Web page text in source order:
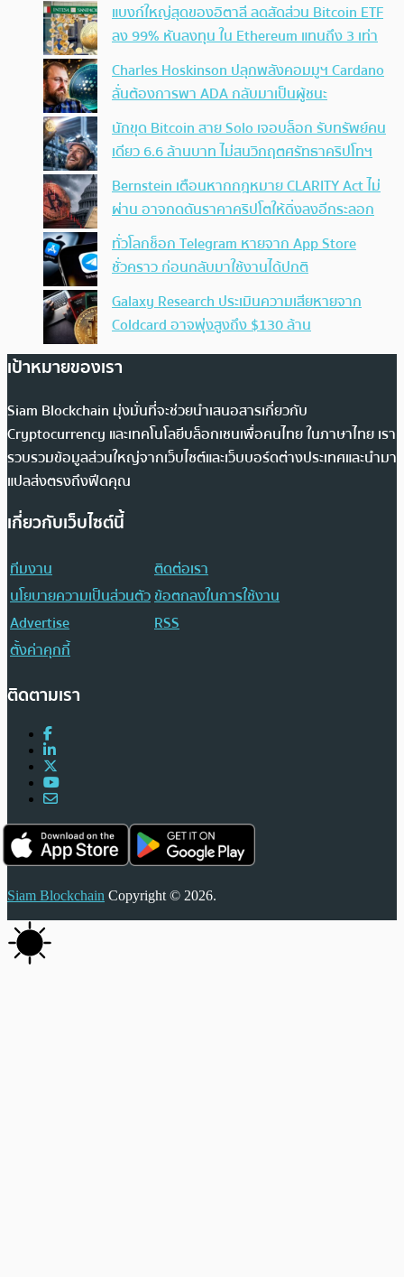
แบงก์ใหญ่สุดของอิตาลี ลดสัดส่วน Bitcoin ETF
ลง 99% หันลงทุน ใน Ethereum แทนถึง 3 เท่า
Charles Hoskinson ปลุกพลังคอมมูฯ Cardano
ลั่นต้องการพา ADA กลับมาเป็นผู้ชนะ
นักขุด Bitcoin สาย Solo เจอบล็อก รับทรัพย์คน
เดียว 6.6 ล้านบาท ไม่สนวิกฤตศรัทธาคริปโทฯ
Bernstein เตือนหากกฎหมาย CLARITY Act ไม่
ผ่าน อาจกดดันราคาคริปโตให้ดิ่งลงอีกระลอก
ทั่วโลกช็อก Telegram หายจาก App Store
ชั่วคราว ก่อนกลับมาใช้งานได้ปกติ
Galaxy Research ประเมินความเสียหายจาก
Coldcard อาจพุ่งสูงถึง $130 ล้าน
เป้าหมายของเรา
Siam Blockchain มุ่งมั่นที่จะช่วยนำเสนอสารเกี่ยวกับ
Cryptocurrency และเทคโนโลยีบล็อกเชนเพื่อคนไทย ในภาษาไทย เรา
รวบรวมข้อมูลส่วนใหญ่จากเว็บไซต์และเว็บบอร์ดต่างประเทศและนำมา
แปลส่งตรงถึงฟีดคุณ
เกี่ยวกับเว็บไซต์นี้
ทีมงาน
ติดต่อเรา
นโยบายความเป็นส่วนตัวข้อตกลงในการใช้งาน
Advertise
RSS
ตั้งค่าคุกกี้
ติดตามเรา
Siam Blockchain Copyright © 2026.